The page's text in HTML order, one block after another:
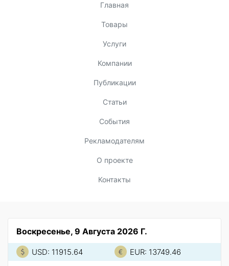
Главная
Товары
Услуги
Компании
Публикации
Статьи
События
Рекламодателям
О проекте
Контакты
Воскресенье, 9 Августа 2026 Г.
USD: 11915.64 EUR: 13749.46